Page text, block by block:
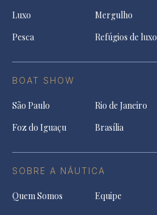
Luxo
Mergulho
Pesca
Refúgios de luxo
BOAT SHOW
São Paulo Rio de Janeiro
Foz do Iguaçu
Brasília
SOBRE A NÁUTICA
Quem Somos Equipe